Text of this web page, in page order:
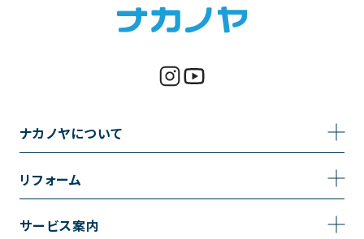
ナカノヤについて
事業内容
リフォーム
トイレのリフォーム
サービス案内